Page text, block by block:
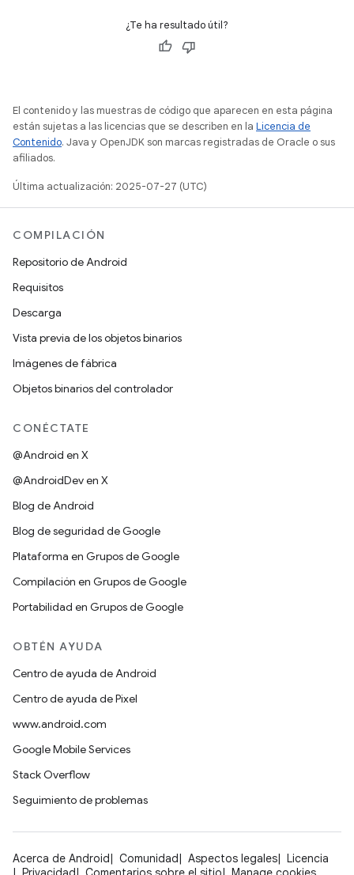
¿Te ha resultado útil?
El contenido y las muestras de código que aparecen en esta página
están sujetas a las licencias que se describen en la Licencia de
Contenido. Java y OpenJDK son marcas registradas de Oracle o sus
afiliados.
Última actualización: 2025-07-27 (UTC)
COMPILACIÓN
Repositorio de Android
Requisitos
Descarga
Vista previa de los objetos binarios
Imágenes de fábrica
Objetos binarios del controlador
CONÉCTATE
@Android en X
@AndroidDev en X
Blog de Android
Blog de seguridad de Google
Plataforma en Grupos de Google
Compilación en Grupos de Google
Portabilidad en Grupos de Google
OBTÉN AYUDA
Centro de ayuda de Android
Centro de ayuda de Pixel
www.android.com
Google Mobile Services
Stack Overflow
Seguimiento de problemas
Acerca de Android Comunidad Aspectos legales
Licencia